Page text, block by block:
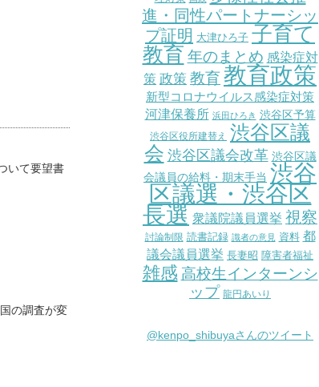
いて要望書
の調査が変
進・同性パートナーシッ
プ証明 大津ひろ子 子育て
教育 年のまとめ 感染症対
策 政策 教育教育政策
新型コロナウイルス感染症対策
河津保養所 浜田ひろき 渋谷区予算
渋谷区役所建替え 渋谷区議
会 渋谷区議会改革 渋谷区議
会議員の給料・期末手当 渋谷
区議選・渋谷区
長選 衆議院議員選挙 視察
討論制限 読書記録 識者の意見 資料 都
議会議員選挙 長妻昭 障害者福祉
雑感 高校生インターンシ
ップ 龍円あいり
@kenpo_shibuyaさんのツイート